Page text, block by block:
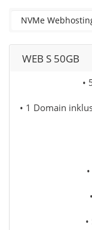
WEB S 50GB
•
• 1 Domain